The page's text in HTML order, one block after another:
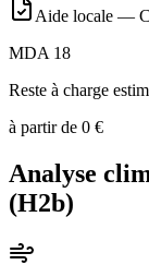
Aide locale —
MDA 18
Reste à charge
à partir de 0 €
Analyse
(H2b)